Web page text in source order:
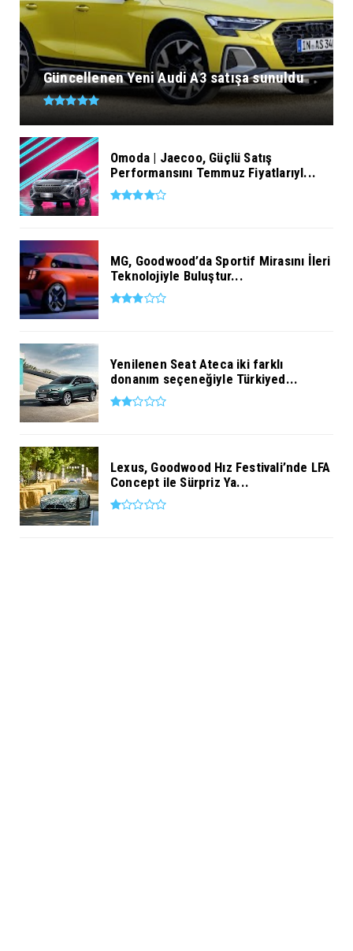
Güncellenen Yeni Audi A3 satışa sunuldu
Omoda | Jaecoo, Güçlü Satış
Performansını Temmuz Fiyatlarıyl...
MG, Goodwood’da Sportif Mirasını İleri
Teknolojiyle Buluştur...
Yenilenen Seat Ateca iki farklı
donanım seçeneğiyle Türkiyed...
Lexus, Goodwood Hız Festivali’nde LFA
Concept ile Sürpriz Ya...